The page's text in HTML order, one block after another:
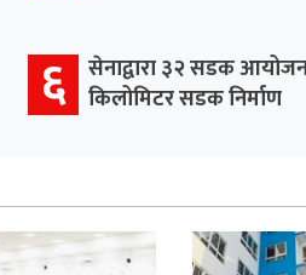
६ सेनाद्वारा ३२ सडक
किलोमिटर सडक निर्माण